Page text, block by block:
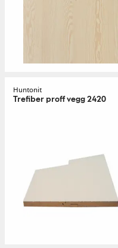
Huntonit
Trefiber proff vegg 2420